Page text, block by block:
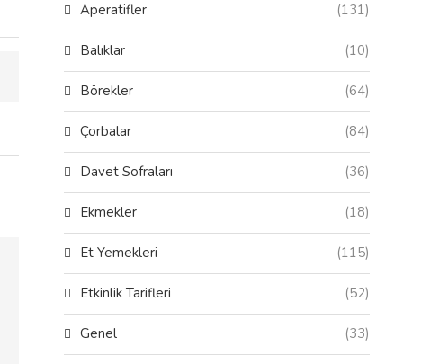
Aperatifler (131)
Balıklar (10)
Börekler (64)
Çorbalar (84)
Davet Sofraları (36)
Ekmekler (18)
Et Yemekleri (115)
Etkinlik Tarifleri (52)
Genel (33)